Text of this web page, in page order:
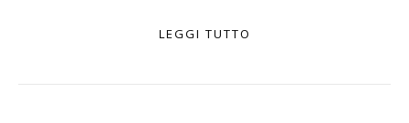
LEGGI TUTTO